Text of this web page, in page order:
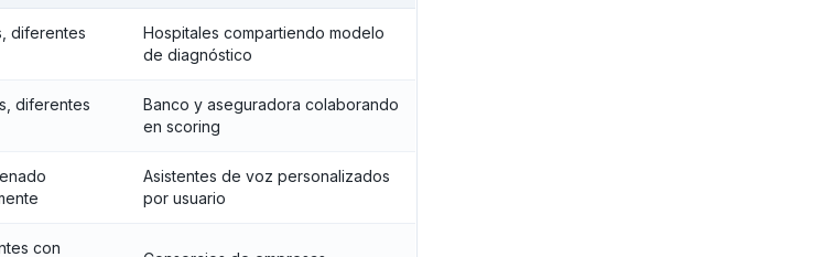
diferentes
Hospitales compartiendo modelo
de diagnóstico
diferentes
Banco y aseguradora colaborando
en scoring
Asistentes de voz personalizados
por usuario
con